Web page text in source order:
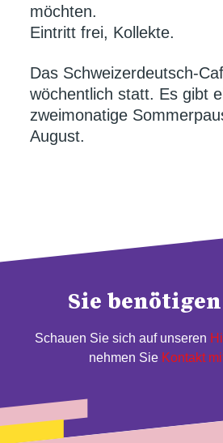
möchten.
Eintritt frei, Kollekte.
Das Schweizerdeutsch-
wöchentlich statt. Es gibt
zweimonatige
August.
Sie
Schauen Sie sich auf unseren
nehmen Sie Kontakt